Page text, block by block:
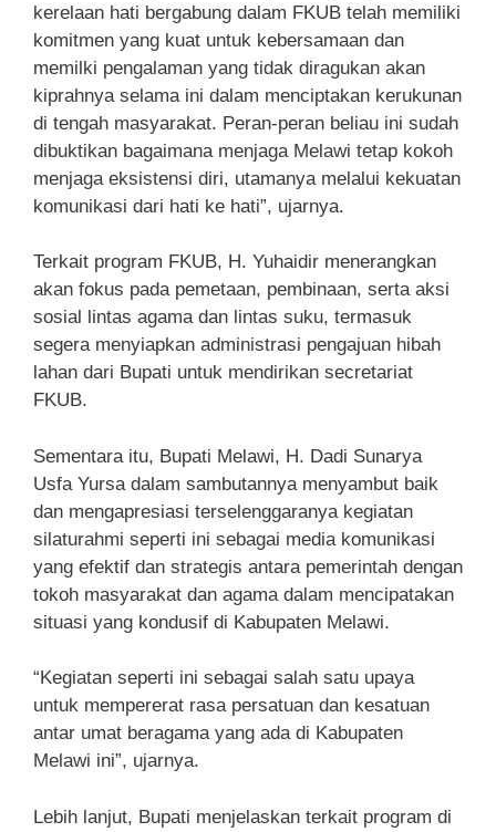
kerelaan hati bergabung dalam FKUB telah memiliki
komitmen yang kuat untuk kebersamaan dan
memilki pengalaman yang tidak diragukan akan
kiprahnya selama ini dalam menciptakan kerukunan
di tengah masyarakat. Peran-peran beliau ini sudah
dibuktikan bagaimana menjaga Melawi tetap kokoh
menjaga eksistensi diri, utamanya melalui kekuatan
komunikasi dari hati ke hati”, ujarnya.
Terkait program FKUB, H. Yuhaidir menerangkan
akan fokus pada pemetaan, pembinaan, serta aksi
sosial lintas agama dan lintas suku, termasuk
segera menyiapkan administrasi pengajuan hibah
lahan dari Bupati untuk mendirikan secretariat
FKUB.
Sementara itu, Bupati Melawi, H. Dadi Sunarya
Usfa Yursa dalam sambutannya menyambut baik
dan mengapresiasi terselenggaranya kegiatan
silaturahmi seperti ini sebagai media komunikasi
yang efektif dan strategis antara pemerintah dengan
tokoh masyarakat dan agama dalam mencipatakan
situasi yang kondusif di Kabupaten Melawi.
“Kegiatan seperti ini sebagai salah satu upaya
untuk mempererat rasa persatuan dan kesatuan
antar umat beragama yang ada di Kabupaten
Melawi ini”, ujarnya.
Lebih lanjut, Bupati menjelaskan terkait program di